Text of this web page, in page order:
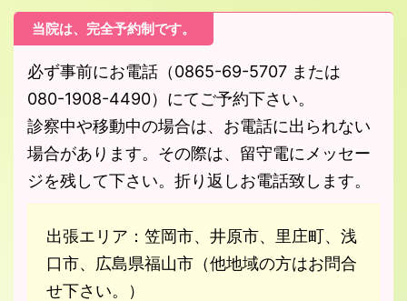
当院は、完全予約制です。
必ず事前にお電話（0865-69-5707 または
080-1908-4490）にてご予約下さい。
診察中や移動中の場合は、お電話に出られない
場合があります。その際は、留守電にメッセー
ジを残して下さい。折り返しお電話致します。
出張エリア：笠岡市、井原市、里庄町、浅
口市、広島県福山市（他地域の方はお問合
せ下さい。）